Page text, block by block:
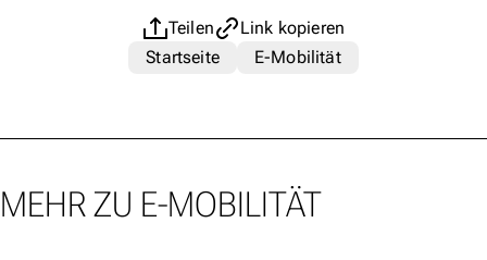
Teilen
Link kopieren
Startseite
E-Mobilität
MEHR ZU E-MOBILITÄT